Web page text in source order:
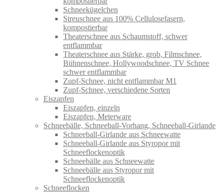
Schneekügelchen
Streuschnee aus 100% Cellulosefasern,
kompostierbar
Theaterschnee aus Schaumstoff, schwer
entflammbar
Theaterschnee aus Stärke, grob, Filmschnee,
Bühnenschnee, Hollywoodschnee, TV Schnee
schwer entflammbar
Zupf-Schnee, nicht entflammbar M1
Zupf-Schnee, verschiedene Sorten
Eiszapfen
Eiszapfen, einzeln
Eiszapfen, Meterware
Schneebälle, Schneeball-Vorhang, Schneeball-Girlande
Schneeball-Girlande aus Schneewatte
Schneeball-Girlande aus Styropor mit
Schneeflockenoptik
Schneebälle aus Schneewatte
Schneebälle aus Styropor mit
Schneeflockenoptik
Schneeflocken